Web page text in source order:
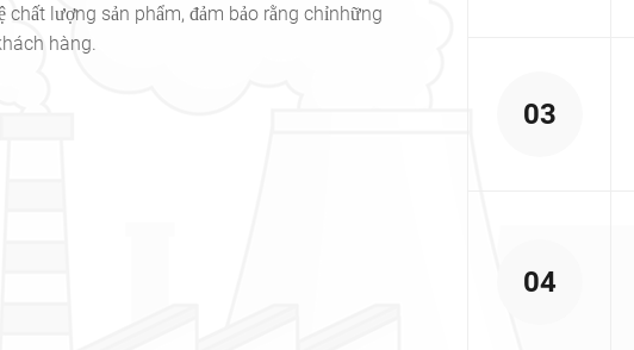
lượng sản phẩm, đảm bảo rằng chỉnhững
hàng.
03
04